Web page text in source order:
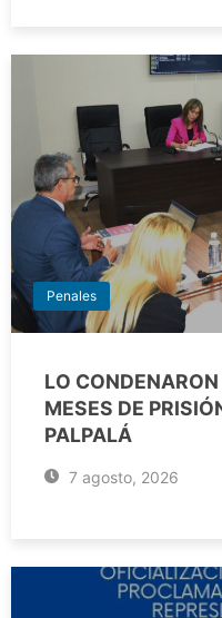
Penales
LO
MESES DE
PALPALÁ
7 agosto, 2026